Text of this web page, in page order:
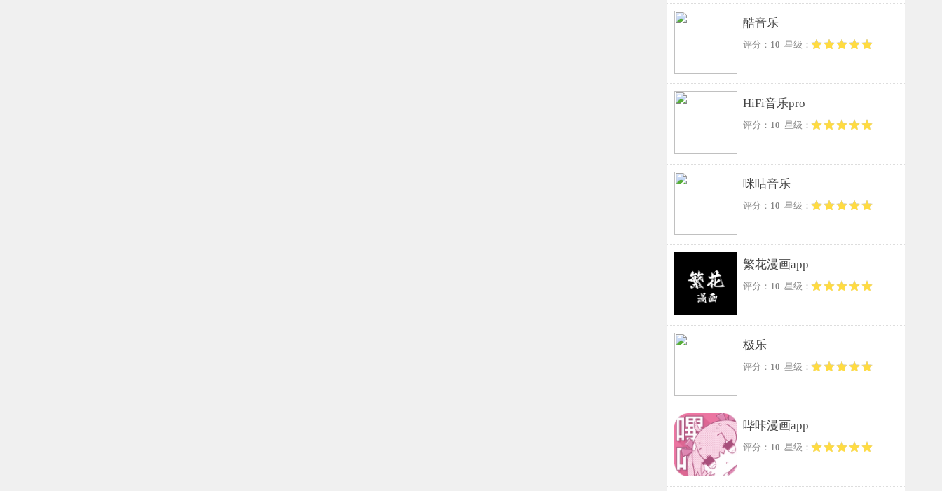
酷音乐
评分： 10 星级：
HiFi音乐pro
评分： 10 星级：
咪咕音乐
评分： 10 星级：
繁花漫画app
评分： 10 星级：
极乐
评分： 10 星级：
哔咔漫画app
评分： 10 星级：